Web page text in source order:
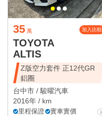
35 萬 加入比較
TOYOTA
ALTIS
Z版空力套件 正12代GR
鋁圈
台中市 /駿曜汽車
2016年 / km
里程保證
實車實價